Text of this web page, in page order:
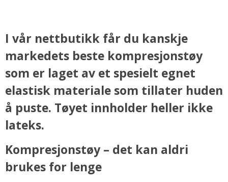
I vår nettbutikk får du kanskje
markedets beste kompresjonstøy
som er laget av et spesielt egnet
elastisk materiale som tillater huden
å puste. Tøyet innholder heller ikke
lateks.
Kompresjonstøy – det kan aldri
brukes for lenge